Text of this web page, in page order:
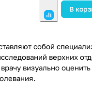
В
собой
верхних
визуально